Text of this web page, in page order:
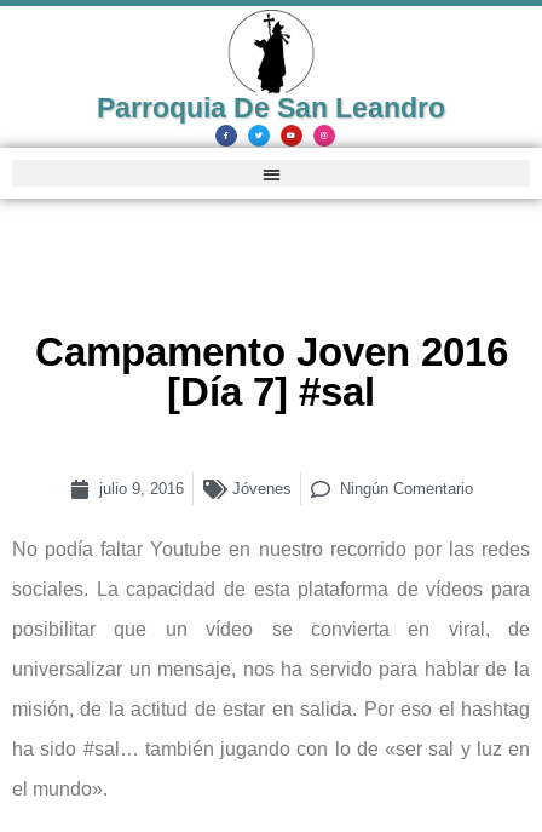
Parroquia De San Leandro
Campamento Joven 2016
[Día 7] #sal
julio 9, 2016 Jóvenes Ningún Comentario
No podía faltar Youtube en nuestro recorrido por las redes
sociales. La capacidad de esta plataforma de vídeos para
posibilitar que un vídeo se convierta en viral, de
universalizar un mensaje, nos ha servido para hablar de la
misión, de la actitud de estar en salida. Por eso el hashtag
ha sido #sal… también jugando con lo de «ser sal y luz en
el mundo».